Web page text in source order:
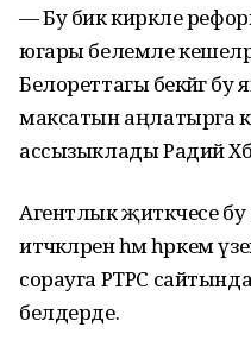
— Бу бик кирәкле
югары белемле
Белореттагы әбекәйгә
максатын аңлатырга
ассызыклады Радий
Агентлык җитәкчесе
итәчәкләрен һәм
сорауга РТРС
белдерде.